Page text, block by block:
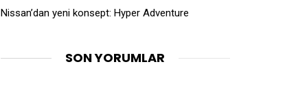
Nissan’dan yeni konsept: Hyper Adventure
SON YORUMLAR